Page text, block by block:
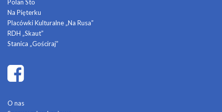
Polan Sto
Na Pięterku
Placówki Kulturalne „Na Rusa”
RDH „Skaut”
Stanica „Gościraj”
O nas